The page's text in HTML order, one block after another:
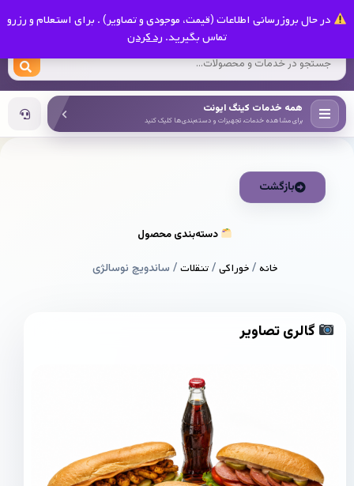
در حال بروزرسانی اطلاعات (قیمت، موجودی و تصاویر) . برای استعلام و رزرو
تماس بگیرید. رد کردن
کینگ ایونت
همه خدمات کینگ ایونت
برای مشاهده خدمات، تجهیزات و دسته‌بندی‌ها کلیک کنید
بازگشت
دسته‌بندی محصول
خانه/خوراکی/تنقلات/ ساندویچ نوسالژی
گالری تصاویر